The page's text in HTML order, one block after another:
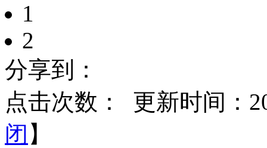
1
2
分享到：
点击次数：
更新时间：
闭 】